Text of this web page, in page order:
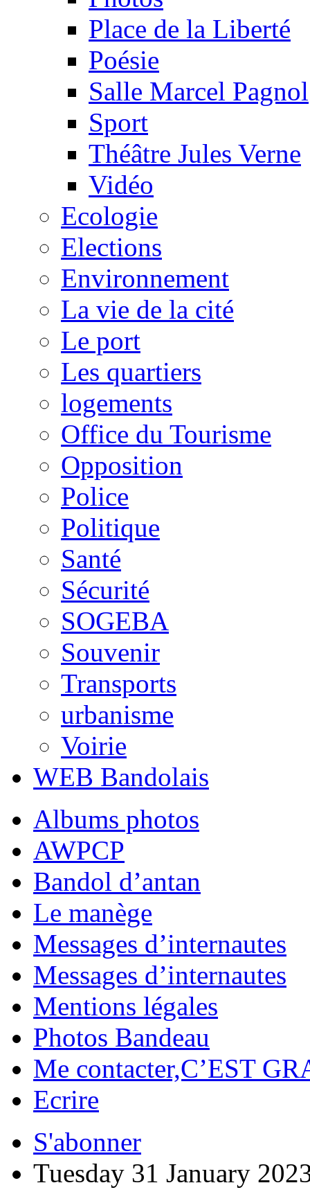
Place de la Liberté
Poésie
Salle Marcel Pagnol
Sport
Théâtre Jules Verne
Vidéo
Ecologie
Elections
Environnement
La vie de la cité
Le port
Les quartiers
logements
Office du Tourisme
Opposition
Police
Politique
Santé
Sécurité
SOGEBA
Souvenir
Transports
urbanisme
Voirie
WEB Bandolais
Albums photos
AWPCP
Bandol d’antan
Le manège
Messages d’internautes
Messages d’internautes
Mentions légales
Photos Bandeau
Me contacter,C’EST
Ecrire
S'abonner
Tuesday 31 January